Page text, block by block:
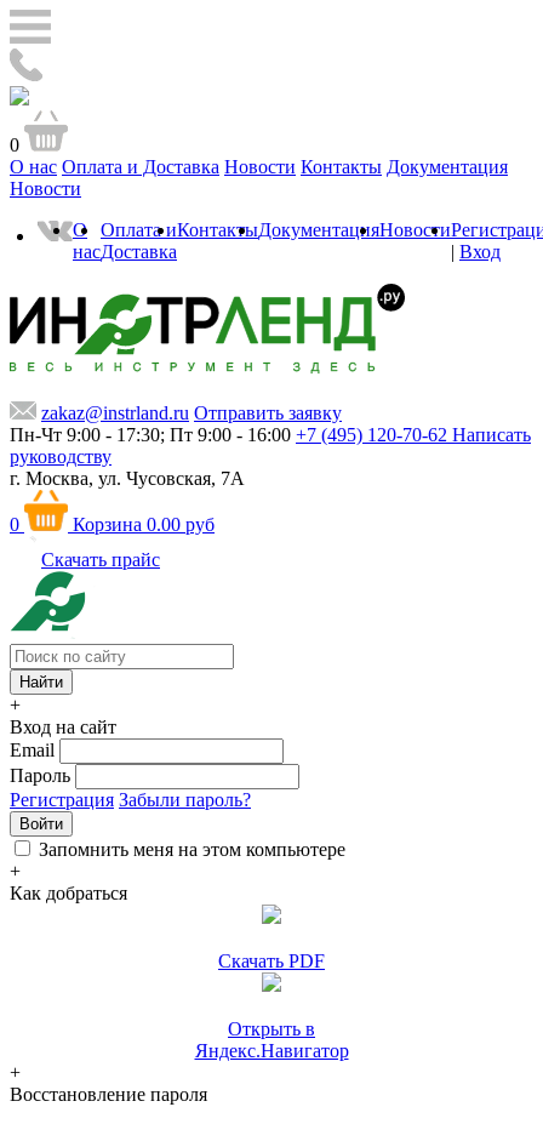
0
О нас Оплата и Доставка Новости Контакты Документация
Новости
О
нас
Оплата и
Доставка
КонтактыДокументацияНовости
| Вход
zakaz@instrland.ru Отправить заявку
Пн-Чт 9:00 - 17:30; Пт 9:00 - 16:00 +7 (495) 120-70-62 Написать
руководству
г. Москва, ул. Чусовская, 7А
0 Корзина 0.00 руб
Скачать прайс
+
Вход на сайт
Email
Пароль
Регистрация Забыли пароль?
Войти
Запомнить меня на этом компьютере
+
Как добраться
Скачать PDF
Открыть в
Яндекс.Навигатор
+
Восстановление пароля